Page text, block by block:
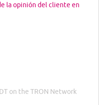
la opinión del cliente en
on the TRON Network